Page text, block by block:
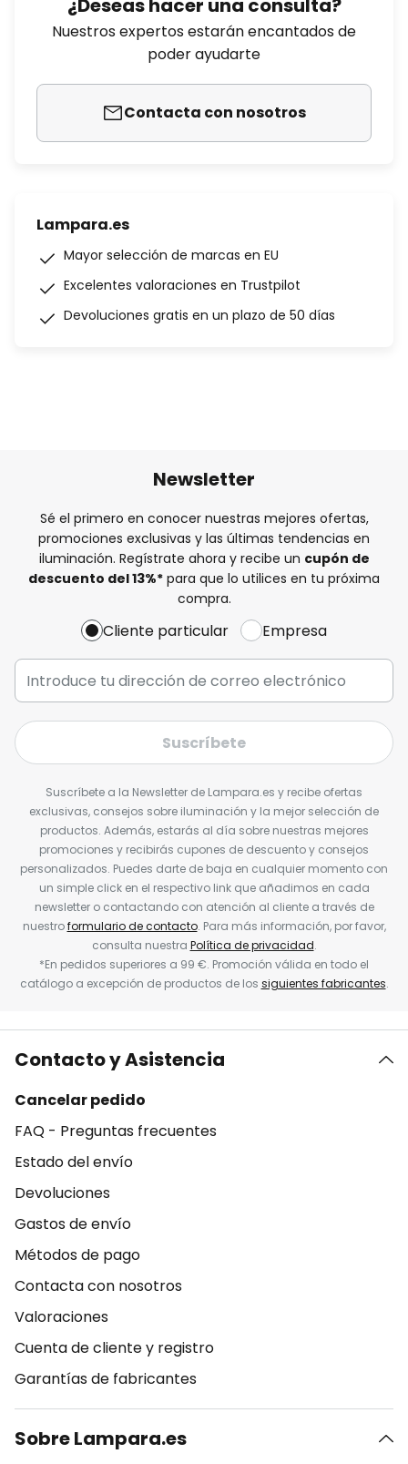
¿Deseas hacer una consulta?
Nuestros expertos estarán encantados de
poder ayudarte
Contacta con nosotros
Lampara.es
Mayor selección de marcas en EU
Excelentes valoraciones en Trustpilot
Devoluciones gratis en un plazo de 50 días
Newsletter
Sé el primero en conocer nuestras mejores ofertas,
promociones exclusivas y las últimas tendencias en
iluminación. Regístrate ahora y recibe un cupón de
descuento del13%* para que lo utilices en tu próxima
compra.
Cliente particular Empresa
Suscríbete
Suscríbete a la Newsletter de Lampara.es y recibe ofertas
exclusivas, consejos sobre iluminación y la mejor selección de
productos. Además, estarás al día sobre nuestras mejores
promociones y recibirás cupones de descuento y consejos
personalizados. Puedes darte de baja en cualquier momento con
un simple click en el respectivo link que añadimos en cada
newsletter o contactando con atención al cliente a través de
nuestroformulario de contacto. Para más información, por favor,
consulta nuestra Política de privacidad.
*En pedidos superiores a 99 €. Promoción válida en todo el
catálogo a excepción de productos de los siguientes fabricantes.
Contacto y Asistencia
Cancelar pedido
FAQ - Preguntas frecuentes
Estado del envío
Devoluciones
Gastos de envío
Métodos de pago
Contacta con nosotros
Valoraciones
Cuenta de cliente y registro
Garantías de fabricantes
Sobre Lampara.es